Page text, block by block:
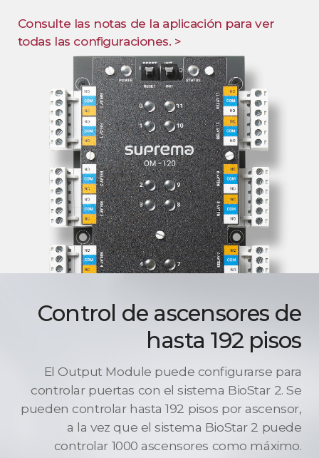
Consulte las notas de la aplicación para ver
todas las configuraciones. >
Control de ascensores de
hasta 192 pisos
El Output Module puede configurarse para
controlar puertas con el sistema BioStar 2. Se
pueden controlar hasta 192 pisos por ascensor,
a la vez que el sistema BioStar 2 puede
controlar 1000 ascensores como máximo.